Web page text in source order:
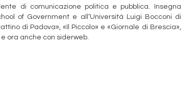
di comunicazione politica e pubblica. Insegna
of Government e all’Università Luigi Bocconi di
di Padova», «Il Piccolo» e «Giornale di Brescia»,
e ora anche con siderweb.